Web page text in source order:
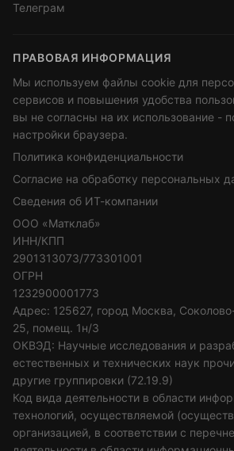
Телеграм
ПРАВОВАЯ ИНФОРМАЦИЯ
Мы используем файлы cookie для
сервисов и повышения удобства
вы не согласны на их использование -
настройки браузера.
Политика конфиденциальности
Согласие на обработку персональных
Сведения об ИТ-компании
ООО «Матклаб»
ИНН/КПП
2901313073/773301001
ОГРН
1232900001773
Адрес: 125627, город Москва,
25, помещ. 1н/3
ОКВЭД: Научные исследования и
естественных и технических наук
другие группировки (72.19.9)
Код вида деятельности в области
технологий, осуществляемой
организацией, в соответствии с